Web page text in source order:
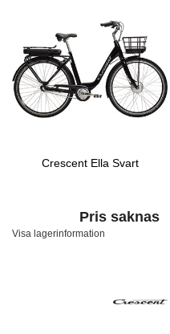
Crescent Ella Svart
Pris saknas
Visa lagerinformation